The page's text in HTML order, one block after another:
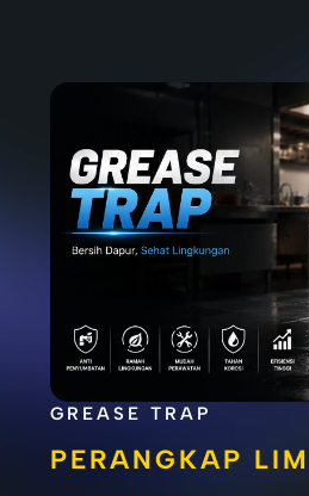
GREASE TRAP
PERANGKAP